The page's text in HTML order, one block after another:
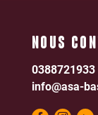
NOUS
0388721933
info@asa-